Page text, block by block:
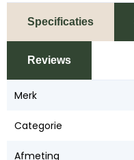
Specificaties
Reviews
Merk
Categorie
Afmeting